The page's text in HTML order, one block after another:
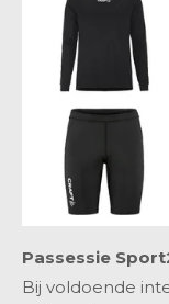
Passessie
Bij voldoende